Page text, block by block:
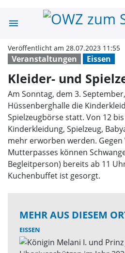
menu
Veranstaltungen Eissen
Veröffentlicht am 28.07.2023 11:55
Kleider- und
Am Sonntag, dem 3.
Hüssenberghalle die
Spielzeugbörse statt. Von 12
Kinderkleidung, Spielzeug,
mehr erworben werden. Gegen
Mutterpasses können
Begleitperson) bereits ab 11
Kuchenbuffet ist gesorgt.
MEHR AUS DIESEM
EISSEN